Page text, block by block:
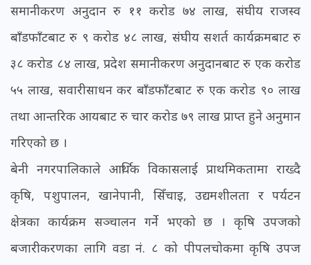
समानीकरण अनुदान रु ११ करोड ७४ लाख, संघीय राजस्व
बाँडफाँटबाट रु ९ करोड ४८ लाख, संघीय सशर्त कार्यक्रमबाट रु
३८ करोड ८४ लाख, प्रदेश समानीकरण अनुदानबाट रु एक करोड
५५ लाख, सवारीसाधन कर बाँडफाँटबाट रु एक करोड ९० लाख
तथा आन्तरिक आयबाट रु चार करोड ७९ लाख प्राप्त हुने अनुमान
गरिएको छ ।
बेनी नगरपालिकाले आर्थिक विकासलाई प्राथमिकतामा राख्दै
कृषि, पशुपालन, खानेपानी, सिँचाइ, उद्यमशीलता र पर्यटन
क्षेत्रका कार्यक्रम सञ्चालन गर्ने भएको छ । कृषि उपजको
बजारीकरणका लागि वडा नं. ८ को पीपलचोकमा कृषि उपज